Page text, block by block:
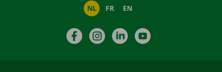
NL FR EN
FacebookInstagramLinkedIn